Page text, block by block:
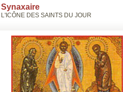
Synaxaire
L'ICÔNE DES SAINTS DU JOUR